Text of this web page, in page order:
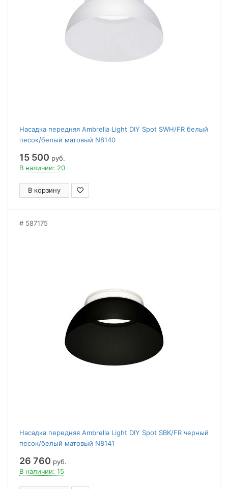
Насадка передняя Ambrella Light DIY Spot SWH/FR белый
песок/белый матовый N8140
15 500 руб.
В наличии: 20
В корзину
587175
Насадка передняя Ambrella Light DIY Spot SBK/FR черный
песок/белый матовый N8141
26 760 руб.
В наличии: 15